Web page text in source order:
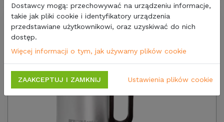
Dostawcy mogą: przechowywać na urządzeniu informacje,
takie jak pliki cookie i identyfikatory urządzenia
przedstawiane użytkownikowi, oraz uzyskiwać do nich
dostęp.
Więcej informacji o tym, jak używamy plików cookie
ZAAKCEPTUJ I ZAMKNIJ Ustawienia plików cookie